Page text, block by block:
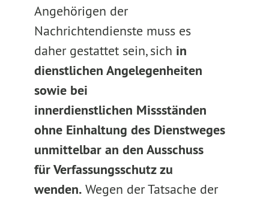
Angehörigen der
Nachrichtendienste muss es
daher gestattet sein, sich in
dienstlichen Angelegenheiten
sowie bei
innerdienstlichen Missständen
ohne Einhaltung des Dienstweges
unmittelbar an den Ausschuss
für Verfassungsschutz zu
wenden.Wegen der Tatsache der